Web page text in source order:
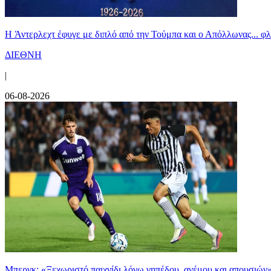
H Άντερλεχτ έφυγε με διπλό από την Τούμπα και ο Απόλλωνας...
ΔΙΕΘΝΗ
|
06-08-2026